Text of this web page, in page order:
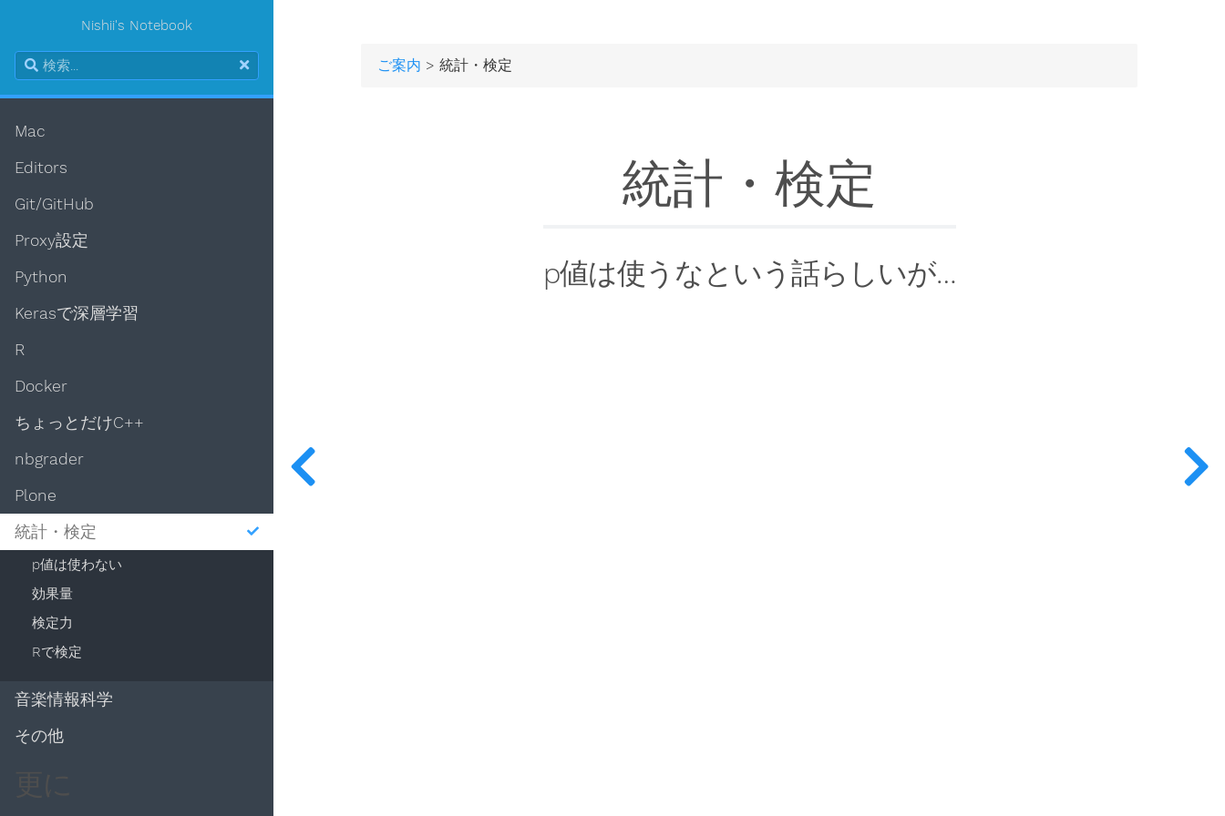
Nishii's Notebook
Mac
Editors
Git/GitHub
Proxy設定
Python
Kerasで深層学習
R
Docker
ちょっとだけC++
nbgrader
Plone
統計・検定
p値は使わない
効果量
検定力
Rで検定
音楽情報科学
その他
ご案内 > 統計・検定
統計・検定
p値は使うなという話らしいが…